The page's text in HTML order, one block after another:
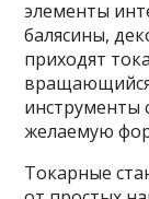
элементы
балясины,
приходят
инструменты
желаемую
Токарные